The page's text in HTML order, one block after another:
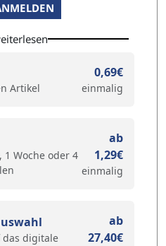
Artikel
0,69€
einmalig
Woche oder 4
ab
1,29€
einmalig
digitale
ab
27,40€